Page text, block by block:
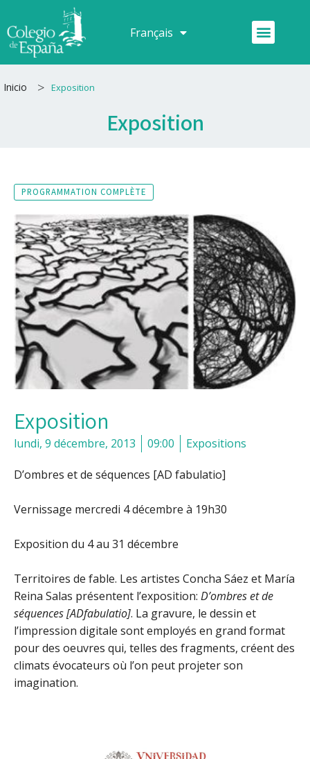
au
contenu
Français
Español Menu
Inicio > Exposition
Exposition
PROGRAMMATION COMPLÈTE
Exposition
lundi, 9 décembre, 2013 09:00 Expositions
D’ombres et de séquences [AD fabulatio]
Vernissage mercredi 4 décembre à 19h30
Exposition du 4 au 31 décembre
Territoires de fable. Les artistes Concha Sáez et María
Reina Salas présentent l’exposition: D’ombres et de
séquences [ADfabulatio]. La gravure, le dessin et
l’impression digitale sont employés en grand format
pour des oeuvres qui, telles des fragments, créent des
climats évocateurs où l’on peut projeter son
imagination.